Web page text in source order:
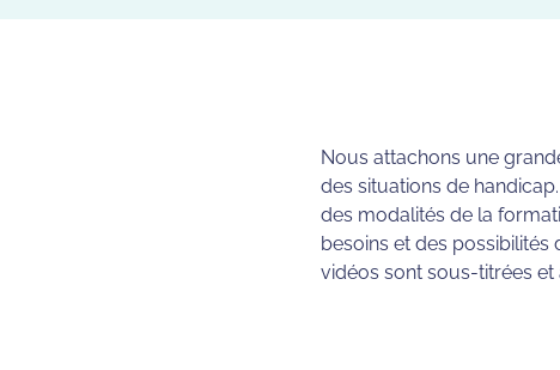
Nous attachons une
des situations de
des modalités de la
besoins et des
vidéos sont sous-titrées